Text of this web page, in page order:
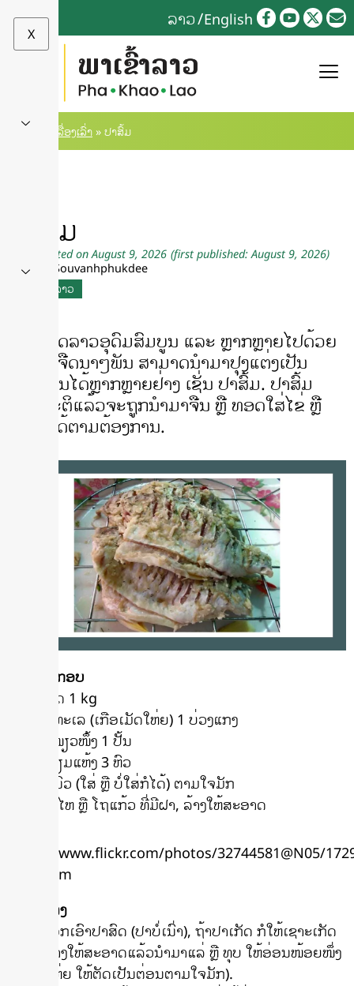
ລາວ English
X
ເລື່ອງເລົ່າ » ປາສົ້ມ
ປາສົ້ມ
Last updated on August 9, 2026 (first published: August 9, 2026)
by Andy Souvanhphukdee
ເຮືອນຄົວລາວ
ປະເທດລາວອຸດົມສົມບູນ ແລະ ຫຼາກຫຼາຍໄປດ້ວຍ
ປານ້ຳຈືດນາໆພັນ ສາມາດນຳມາປຸງແຕ່ງເປັນ
ອາຫານໄດ້ຫຼາກຫຼາຍຢ່າງ ເຊັ່ນ ປາສົ້ມ. ປາສົ້ມ
ປົກກະຕິແລ້ວຈະຖູກນຳມາຈືນ ຫຼື ທອດໃສ່ໄຂ່ ຫຼື
ປີ້ງກໍ່ໄດ້ຕາມຕ້ອງການ.
ເຄື່ອງປະກອບ
• ປາສົດ 1 kg
• ເກືອທະເລ (ເກືອເມັດໃຫ່ຍ) 1 ບ່ວງແກງ
• ເຂົ້າໜຽວໜຶ້ງ 1 ປັ້ນ
• ຜັກທຽມແຫ້ງ 3 ຫົວ
• ແປ້ງນົວ (ໃສ່ ຫຼື ບໍ່ໃສ່ກໍໄດ້) ຕາມໃຈມັກ
• ກຽມ ໄຫ ຫຼື ໂຖແກ້ວ ທີ່ມີຝາ, ລ້າງໃຫ້ສະອາດ
flickr.com
ວິທີປຸງແຕ່ງ
1. ເລືອກເອົາປາສົດ (ປາບໍ່ເນົ່າ), ຖ້າປາເກັດ ກໍໃຫ້ເຊາະເກັດ
ອອກ, ລ້າງໃຫ້ສະອາດແລ້ວນຳມາແລ່ ຫຼື ທຸບ ໃຫ້ອ່ອນໜ້ອຍໜຶ່ງ
(ຖ້າໂຕໃຫ່ຍ ໃຫ້ຕັດເປັນຕ່ອນຕາມໃຈມັກ).